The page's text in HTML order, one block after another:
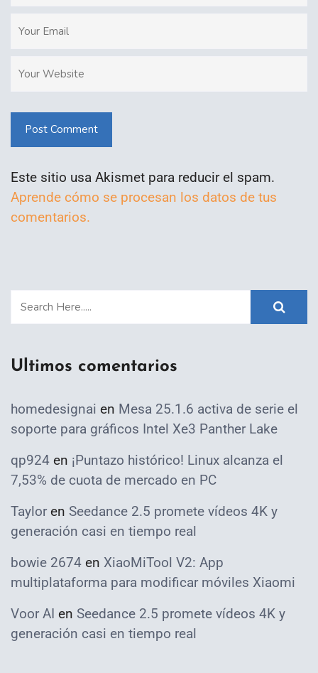
Post Comment
Este sitio usa Akismet para reducir el spam.
Aprende cómo se procesan los datos de tus
comentarios.
Ultimos comentarios
homedesignai en Mesa 25.1.6 activa de serie el
soporte para gráficos Intel Xe3 Panther Lake
qp924 en ¡Puntazo histórico! Linux alcanza el
7,53% de cuota de mercado en PC
Taylor en Seedance 2.5 promete vídeos 4K y
generación casi en tiempo real
bowie 2674 en XiaoMiTool V2: App
multiplataforma para modificar móviles Xiaomi
Voor AI en Seedance 2.5 promete vídeos 4K y
generación casi en tiempo real